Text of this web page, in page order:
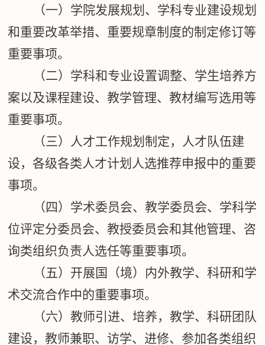
（一）学院发展规划、学科专业建设规划
和重要改革举措、重要规章制度的制定修订等
重要事项。
（二）学科和专业设置调整、学生培养方
案以及课程建设、教学管理、教材编写选用等
重要事项。
（三）人才工作规划制定，人才队伍建
设，各级各类人才计划人选推荐申报中的重要
事项。
（四）学术委员会、教学委员会、学科学
位评定分委员会、教授委员会和其他管理、咨
询类组织负责人选任等重要事项。
（五）开展国（境）内外教学、科研和学
术交流合作中的重要事项。
（六）教师引进、培养，教学、科研团队
建设，教师兼职、访学、进修、参加各类组织